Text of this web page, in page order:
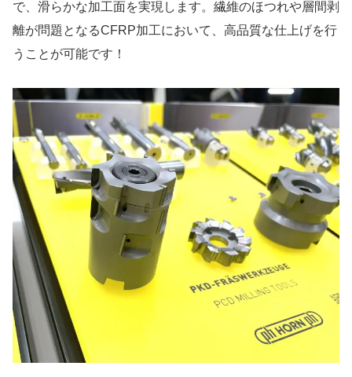
で、滑らかな加工面を実現します。繊維のほつれや層間剥
離が問題となるCFRP加工において、高品質な仕上げを行
うことが可能です！